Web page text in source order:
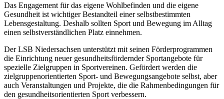
Das Engagement für das eigene Wohlbefinden und die eigene
Gesundheit ist wichtiger Bestandteil einer selbstbestimmten
Lebensgestaltung. Deshalb sollten Sport und Bewegung im Alltag
einen selbstverständlichen Platz einnehmen.
Der LSB Niedersachsen unterstützt mit seinen Förderprogrammen
die Einrichtung neuer gesundheitsfördernder Sportangebote für
spezielle Zielgruppen in Sportvereinen. Gefördert werden die
zielgruppenorientierten Sport- und Bewegungsangebote selbst, aber
auch Veranstaltungen und Projekte, die die Rahmenbedingungen für
den gesundheitsorientierten Sport verbessern.